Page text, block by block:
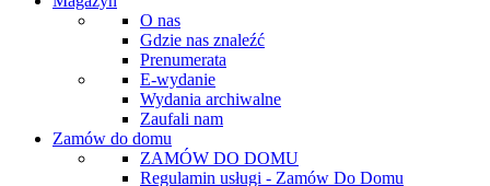
O nas
Gdzie nas znaleźć
Prenumerata
E-wydanie
Wydania archiwalne
Zaufali nam
Zamów do domu
ZAMÓW DO DOMU
Regulamin usługi - Zamów Do Domu